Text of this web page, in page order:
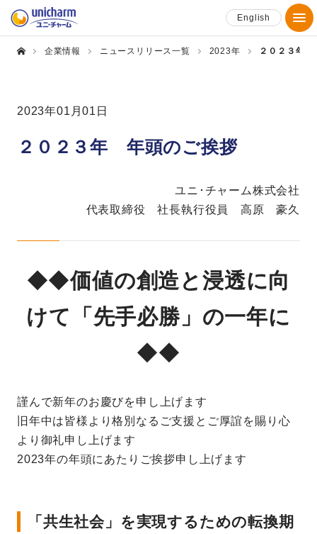
English
企業情報 ニュースリリース一覧 2023年 ２０２３年
2023年01月01日
２０２３年 年頭のご挨拶
ユニ･チャーム株式会社
代表取締役 社長執行役員 高原 豪久
◆◆価値の創造と浸透に向
けて「先手必勝」の一年に
◆◆
謹んで新年のお慶びを申し上げます
旧年中は皆様より格別なるご支援とご厚誼を賜り心
より御礼申し上げます
2023年の年頭にあたりご挨拶申し上げます
「共生社会」を実現するための転換期